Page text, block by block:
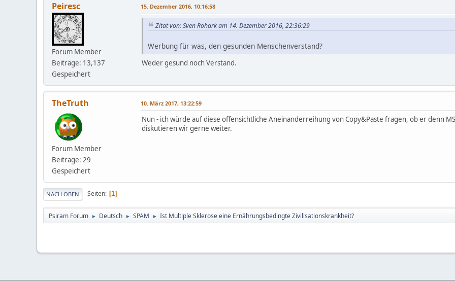
Peiresc
Forum Member
Beiträge: 13,137
Gespeichert
15. Dezember 2016, 10:16:58
Zitat von: Sven Rohark am 14. Dezember 2016, 22:36:29
Werbung für was, den gesunden Menschenverstand?
Weder gesund noch Verstand.
TheTruth
Forum Member
Beiträge: 29
Gespeichert
10. März 2017, 13:22:59
Nun - ich würde auf diese offensichtliche Aneinanderreihung von Copy&Paste fragen, ob er denn
diskutieren wir gerne weiter.
NACH OBEN Seiten 1
Psiram Forum ► Deutsch ► SPAM ► Ist Multiple Sklerose eine Ernährungsbedingte Zivilisationskrankheit?